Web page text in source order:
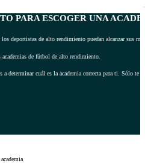
PARA ESCOGER UNA
deportistas de alto rendimiento puedan alcanzar sus
de fútbol de alto rendimiento.
determinar cuál es la academia correcta para ti. Sólo te